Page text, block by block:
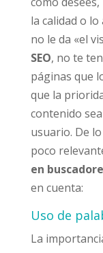
la calidad o
no le da «el
SEO, no te
páginas que
que la
contenido
usuario. De
poco
en
en cuenta:
Uso de
La